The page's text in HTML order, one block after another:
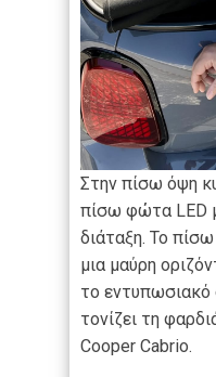
Στην πίσω όψη
πίσω φώτα LED
διάταξη. Το
μια μαύρη
το εντυπωσιακό
τονίζει τη
Cooper Cabrio.